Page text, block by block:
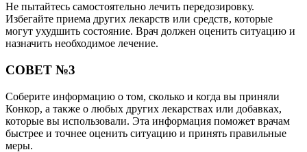
Не пытайтесь самостоятельно лечить передозировку.
Избегайте приема других лекарств или средств, которые
могут ухудшить состояние. Врач должен оценить ситуацию и
назначить необходимое лечение.
СОВЕТ №3
Соберите информацию о том, сколько и когда вы приняли
Конкор, а также о любых других лекарствах или добавках,
которые вы использовали. Эта информация поможет врачам
быстрее и точнее оценить ситуацию и принять правильные
меры.